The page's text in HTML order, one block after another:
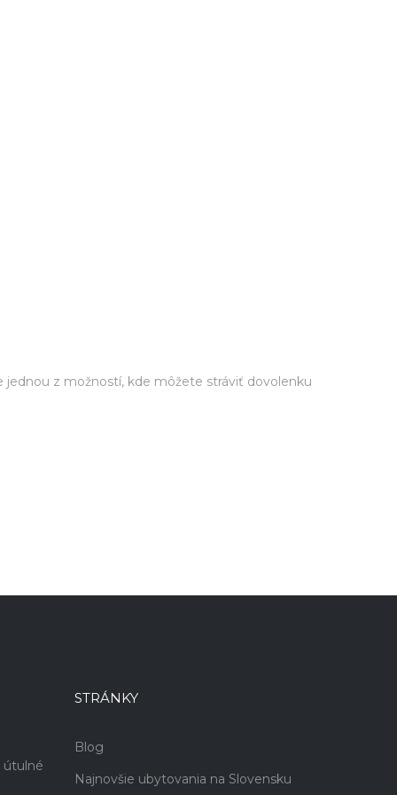
z možností, kde môžete stráviť dovolenku
útulné
STRÁNKY
Blog
Najnovšie ubytovania na Slovensku